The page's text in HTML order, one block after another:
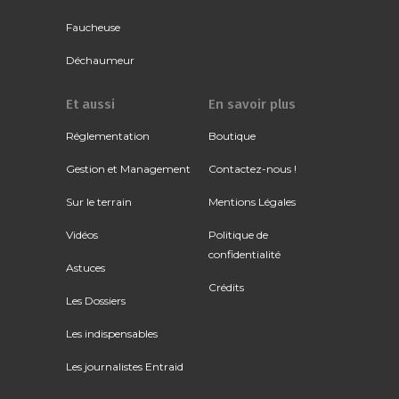
Faucheuse
Déchaumeur
Et aussi
Réglementation
Gestion et Management
Sur le terrain
Vidéos
Astuces
Les Dossiers
Les indispensables
Les journalistes Entraid
En savoir plus
Boutique
Contactez-nous !
Mentions Légales
Politique de
confidentialité
Crédits